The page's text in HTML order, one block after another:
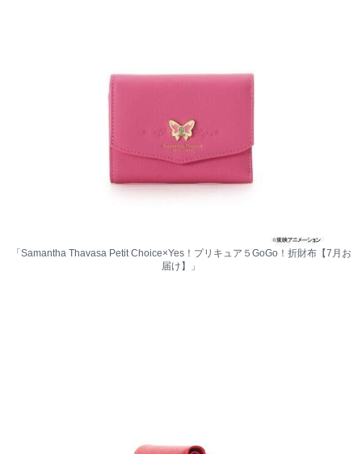
「Samantha Thavasa Petit Choice×Yes！プリキュア５GoGo！折財布【7月お
届け】」